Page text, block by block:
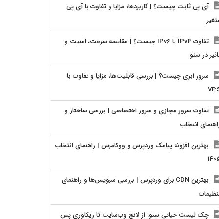
آی پی ثابت چیست؟ | کاربردها، مزایا و تفاوت با آی پی
تفاوت IPv4 با IPv6 چیست؟ | مقایسه سرعت، امنیت و
در سئو
سرور ابری چیست؟ | بررسی قابلیت‌ها، مزایا و تفاوت با
تفاوت سرور مجازی و سرور اختصاصی | بررسی ساختار و
انتخاب
بهترین افزونه پیامک وردپرس و ووکامرس | راهنمای انتخاب
بهترین CDN برای وردپرس | بررسی سرویس‌ها و راهنمای
چک لیست حیاتی سئو: از لانچ وب‌سایت تا ریکاوری پس